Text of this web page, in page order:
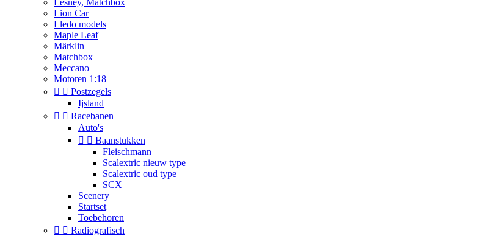
Lesney, Matchbox
Lion Car
Lledo models
Maple Leaf
Märklin
Matchbox
Meccano
Motoren 1:18
  Postzegels
Ijsland
  Racebanen
Auto's
  Baanstukken
Fleischmann
Scalextric nieuw type
Scalextric oud type
SCX
Scenery
Startset
Toebehoren
  Radiografisch